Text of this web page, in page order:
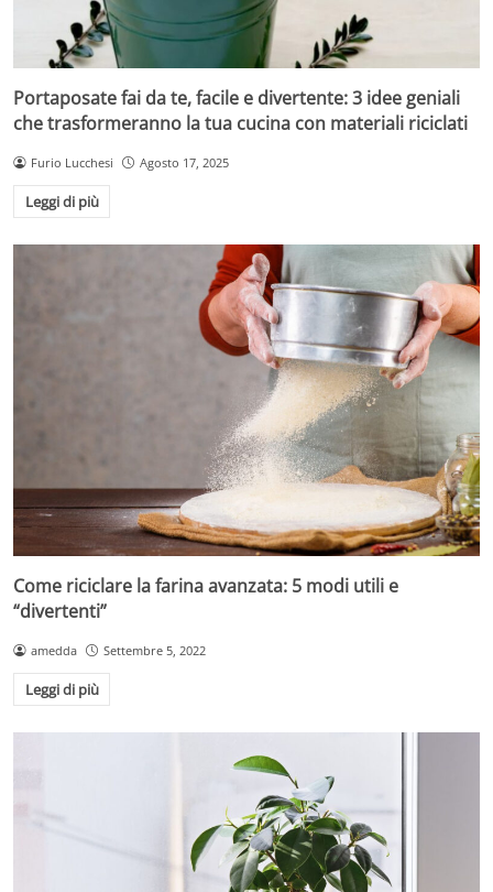
Portaposate fai da te, facile e divertente: 3 idee geniali
che trasformeranno la tua cucina con materiali riciclati
Furio Lucchesi Agosto 17, 2025
Leggi di più
Come riciclare la farina avanzata: 5 modi utili e
“divertenti”
amedda Settembre 5, 2022
Leggi di più